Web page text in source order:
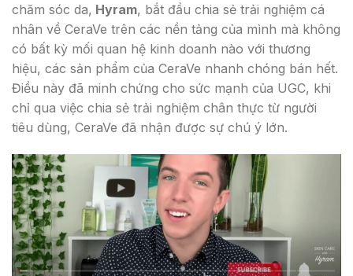
chăm sóc da, Hyram, bắt đầu chia sẻ trải nghiệm cá
nhân về CeraVe trên các nền tảng của mình mà không
có bất kỳ mối quan hệ kinh doanh nào với thương
hiệu, các sản phẩm của CeraVe nhanh chóng bán hết.
Điều này đã minh chứng cho sức mạnh của UGC, khi
chỉ qua việc chia sẻ trải nghiệm chân thực từ người
tiêu dùng, CeraVe đã nhận được sự chú ý lớn.